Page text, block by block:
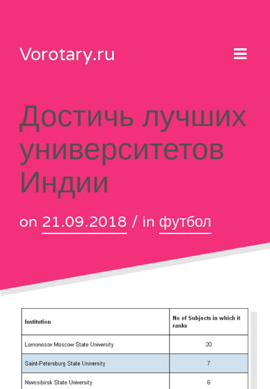
contentVorotary.ru
Достичь лучших
университетов
Индии
on 21.09.2018 / in футбол